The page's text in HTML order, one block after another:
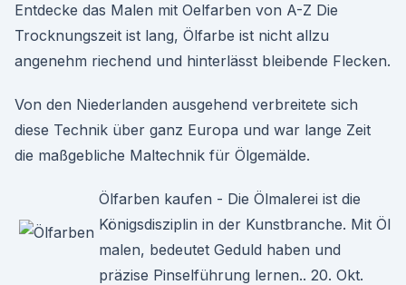
Entdecke das Malen mit Oelfarben von A-Z Die
Trocknungszeit ist lang, Ölfarbe ist nicht allzu
angenehm riechend und hinterlässt bleibende Flecken.
Von den Niederlanden ausgehend verbreitete sich
diese Technik über ganz Europa und war lange Zeit
die maßgebliche Maltechnik für Ölgemälde.
Ölfarben kaufen - Die Ölmalerei ist die
Königsdisziplin in der Kunstbranche. Mit Öl
malen, bedeutet Geduld haben und
präzise Pinselführung lernen.. 20. Okt.